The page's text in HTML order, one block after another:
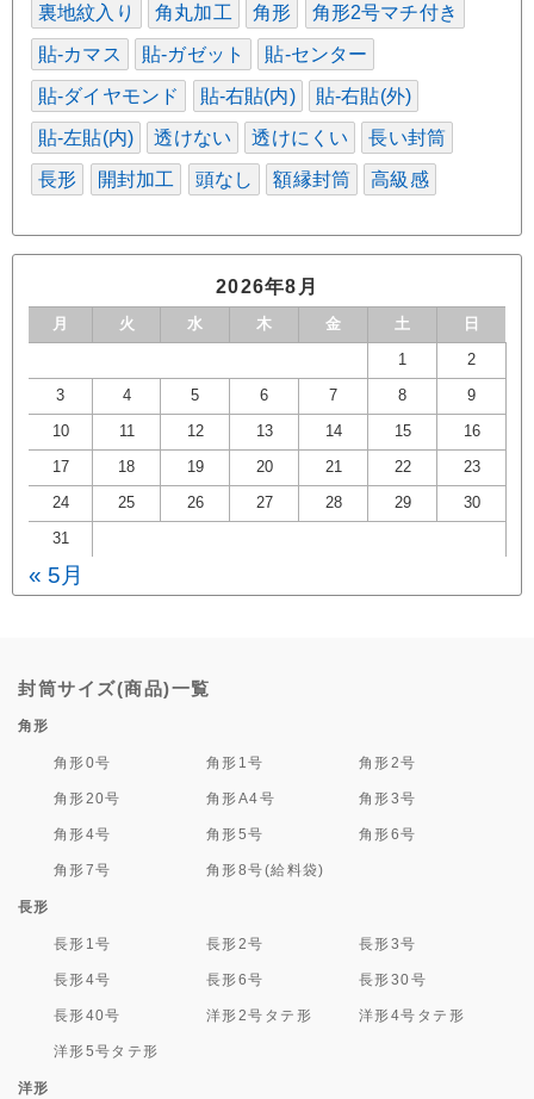
裏地紋入り 角丸加工 角形 角形2号マチ付き
貼-カマス 貼-ガゼット 貼-センター
貼-ダイヤモンド 貼-右貼(内) 貼-右貼(外)
貼-左貼(内) 透けない 透けにくい 長い封筒
長形 開封加工 頭なし 額縁封筒 高級感
2026年8月
月 火 水 木 金 土 日
1 2
3 4 5 6 7 8 9
10 11 12 13 14 15 16
17 18 19 20 21 22 23
24 25 26 27 28 29 30
31
« 5月
封筒サイズ(商品)一覧
角形
角形0号 角形1号 角形2号
角形20号 角形A4号 角形3号
角形4号 角形5号 角形6号
角形7号 角形8号(給料袋)
長形
長形1号 長形2号 長形3号
長形4号 長形6号 長形30号
長形40号 洋形2号タテ形 洋形4号タテ形
洋形5号タテ形
洋形